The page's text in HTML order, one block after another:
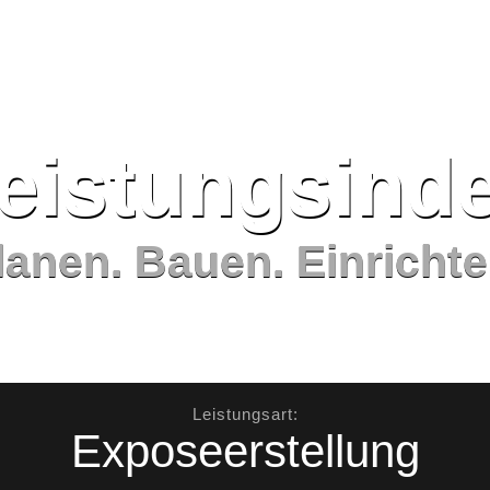
Bauen.
Leistungsart:
Exposeerstellung